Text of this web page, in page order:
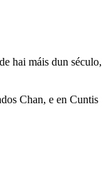
hai máis dun século,
Chan, e en Cuntis